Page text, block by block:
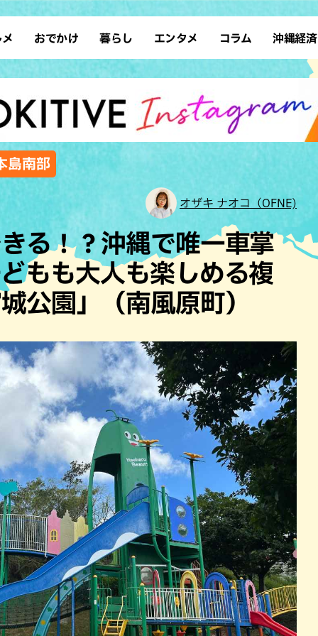
ン 沖縄そば
ウト カフェ
和食・日本料理
理 アジア・エスニック
・焼肉 焼鳥・串料理
肉料理 居酒屋・バー
イキング スイーツ
ガー タコス・タコライス
おでかけ
デート ドライブ
散歩 ソロ活
歴史
アート
ホテル
サウナ 公園
沖縄の海
暮らし
レシピ SDGs
ファッション ローカルニュース
沖縄移住 沖縄旧暦行事
エンタメ
スポーツ 占い
タレント・芸人 テレビ
コラム 沖縄経済
島南部
オザキ ナオコ（OFNE)
る！？沖縄で唯一車掌
もも大人も楽しめる複
公園」（南風原町）